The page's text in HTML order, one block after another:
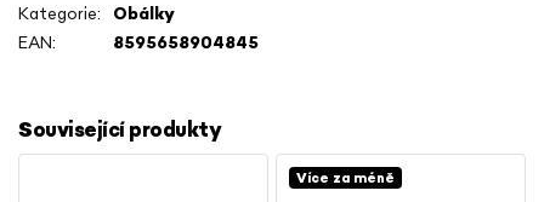
Související produkty
Více za méně
Kategorie: Obálky
EAN: 8595658904845